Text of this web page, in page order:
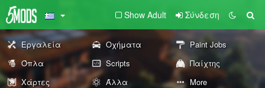
Show Adult Σύνδεση
Εργαλεία Οχήματα
Paint Jobs
Όπλα
Scripts
Παίχτης
Χάρτες
Άλλα More